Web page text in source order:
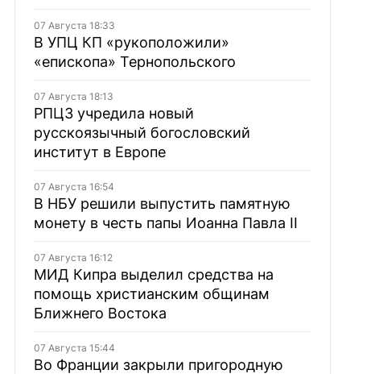
07 Августа 18:33
В УПЦ КП «рукоположили»
«епископа» Тернопольского
07 Августа 18:13
РПЦЗ учредила новый
русскоязычный богословский
институт в Европе
07 Августа 16:54
В НБУ решили выпустить памятную
монету в честь папы Иоанна Павла II
07 Августа 16:12
МИД Кипра выделил средства на
помощь христианским общинам
Ближнего Востока
07 Августа 15:44
Во Франции закрыли пригородную